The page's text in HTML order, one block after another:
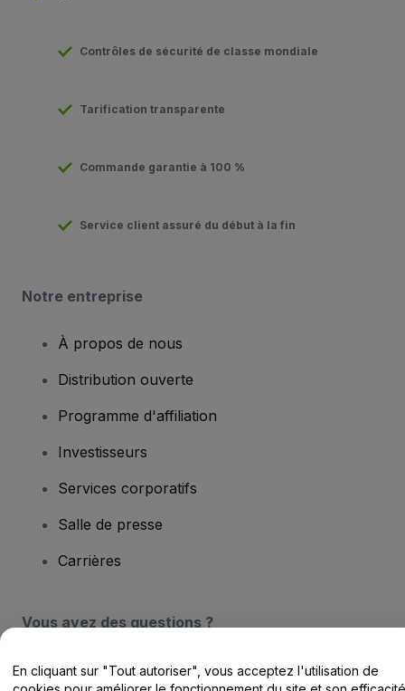
Contrôles de sécurité de classe mondiale
Tarification transparente
Commande garantie à 100 %
Service client assuré du début à la fin
Notre entreprise
À propos de nous
Distribution ouverte
Programme d'affiliation
Investisseurs
Services corporatifs
Salle de presse
Carrières
Vous avez des questions ?
Centre d'assistance / Nous contacter
En cliquant sur "Tout autoriser", vous acceptez l'utilisation de